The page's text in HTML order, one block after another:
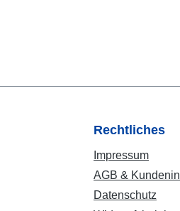
Rechtliches
Impressum
AGB &
Datenschutz